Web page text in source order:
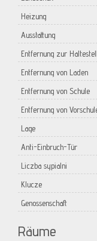
Heizung
Ausstattung
Entfernung zur
Entfernung von Laden
Entfernung von Schule
Entfernung von
Lage
Anti-Einbruch-Tür
Liczba sypialni
Klucze
Genossenschaft
Räume